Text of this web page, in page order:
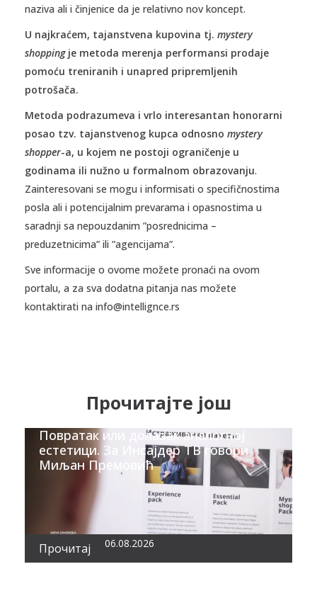
naziva ali i činjenice da je relativno nov koncept.
U najkraćem, tajanstvena kupovina tj. mystery
shoppingje metoda merenja performansi prodaje
pomoću treniranih i unapred pripremljenih
potrošača.
Metoda podrazumeva i vrlo interesantan honorarni
posao tzv. tajanstvenog kupca odnosno mystery
shopper-a, u kojem ne postoji ograničenje u
godinama ili nužno u formalnom obrazovanju.
Zainteresovani se mogu i informisati o specifičnostima
posla ali i potencijalnim prevarama i opasnostima u
saradnji sa nepouzdanim ”posrednicima –
preduzetnicima” ili ”agencijama”.
Sve informacije o ovome možete pronaći na ovom
portalu, a za sva dodatna pitanja nas možete
kontaktirati na info@intellignce.rs
Прочитајте још
Повратак или долазак аналогној
естетици. За Инсајдер ТВ говори
Миљан Премовић
Прочитај 06.08.2026